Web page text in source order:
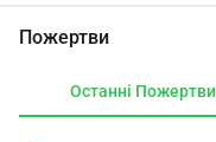
Велике дякую вам!
Пожертви
Останні Пожертви